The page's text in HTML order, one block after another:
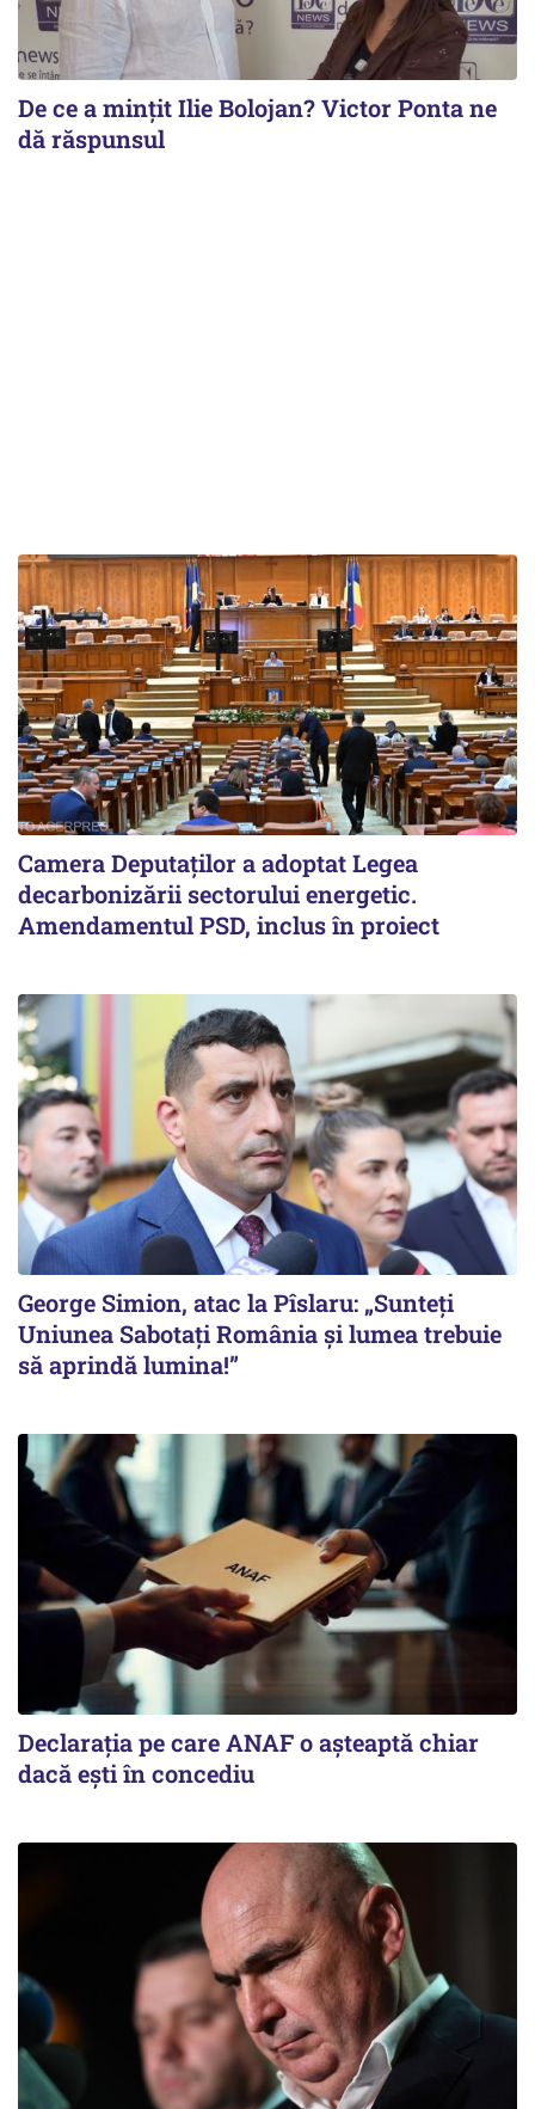
De ce a mințit Ilie Bolojan? Victor Ponta ne
dă răspunsul
Camera Deputaților a adoptat Legea
decarbonizării sectorului energetic.
Amendamentul PSD, inclus în proiect
George Simion, atac la Pîslaru: „Sunteți
Uniunea Sabotați România și lumea trebuie
să aprindă lumina!”
Declarația pe care ANAF o așteaptă chiar
dacă ești în concediu